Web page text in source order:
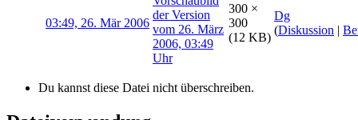
03:49, 26. Mär 2006
300 ×
300
(12 KB)
Dg
(Diskussion |
Du kannst diese Datei nicht überschreiben.